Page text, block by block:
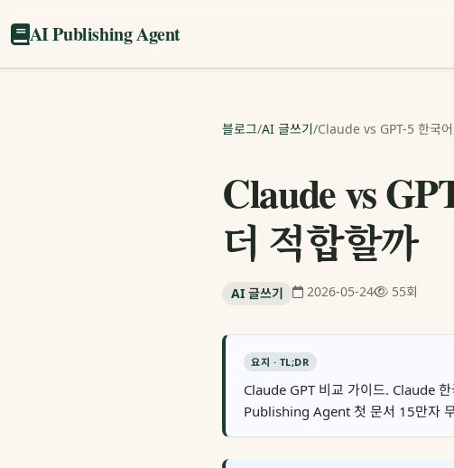
AI Publishing Agent
블로그/AI 글쓰기/Claude vs GPT-5 한국
Claude vs
더 적합할까
AI 글쓰기 2026-05-24 55회
요지 · TL;DR
Claude GPT 비교 가이드. Claude
Publishing Agent 첫 문서 15만자